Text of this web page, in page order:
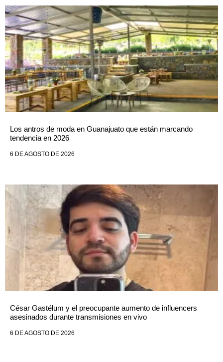
Los antros de moda en Guanajuato que están marcando
tendencia en 2026
6 DE AGOSTO DE 2026
César Gastélum y el preocupante aumento de influencers
asesinados durante transmisiones en vivo
6 DE AGOSTO DE 2026